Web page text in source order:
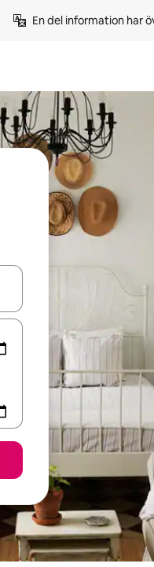
En del information har
upp- och nedåtpilarna eller